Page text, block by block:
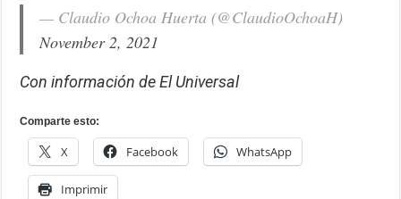
— Claudio Ochoa Huerta (@ClaudioOchoaH)
November 2, 2021
Con información de El Universal
Comparte esto:
X Facebook WhatsApp
Imprimir